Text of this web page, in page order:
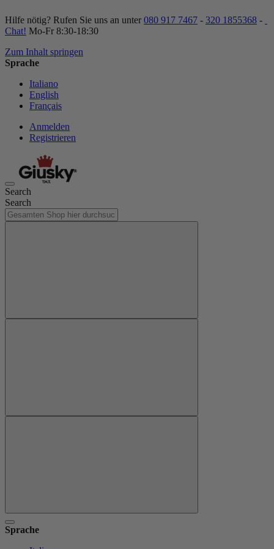
Hilfe nötig? Rufen Sie uns an unter 080 917 7467 - 320 1855368 -
Chat! Mo-Fr 8:30-18:30
Zum Inhalt springen
Sprache
Italiano
English
Français
Anmelden
Registrieren
Search
Search
Sprache